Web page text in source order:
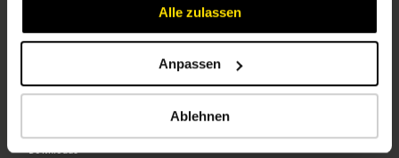
Alle zulassen
Anpassen
Ablehnen
Über uns
Downloads